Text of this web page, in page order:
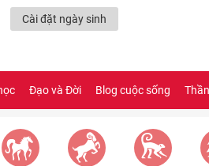
Cài đặt ngày sinh
Đạo và Đời Blog cuộc sống